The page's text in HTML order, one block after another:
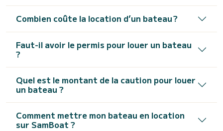
Combien coûte la location d’un bateau ?
Faut-il avoir le permis pour louer un bateau
?
Quel est le montant de la caution pour louer
un bateau ?
Comment mettre mon bateau en location
sur SamBoat ?